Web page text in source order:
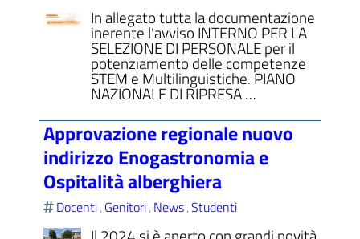
In allegato tutta la documentazione
inerente l’avviso INTERNO PER LA
SELEZIONE DI PERSONALE per il
potenziamento delle competenze
STEM e Multilinguistiche. PIANO
NAZIONALE DI RIPRESA …
Approvazione regionale nuovo
indirizzo Enogastronomia e
Ospitalità alberghiera
Docenti, Genitori, News,Studenti